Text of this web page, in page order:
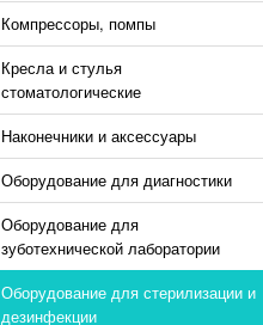
Компрессоры, помпы
Кресла и стулья
стоматологические
Наконечники и аксессуары
Оборудование для диагностики
Оборудование для
зуботехнической лаборатории
Оборудование для стерилизации и
дезинфекции